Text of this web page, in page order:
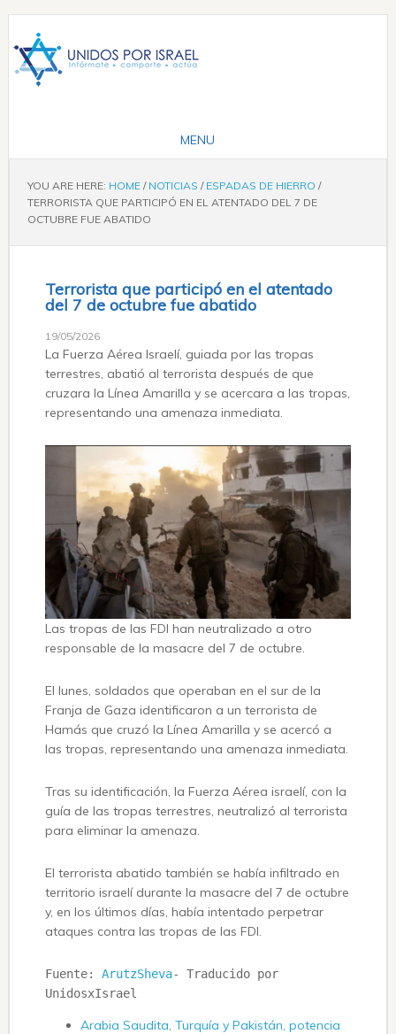
YOU ARE HERE: HOME / NOTICIAS / ESPADAS DE HIERRO /
TERRORISTA QUE PARTICIPÓ EN EL ATENTADO DEL 7 DE
OCTUBRE FUE ABATIDO
Terrorista que participó en el atentado
del 7 de octubre fue abatido
19/05/2026
La Fuerza Aérea Israelí, guiada por las tropas
terrestres, abatió al terrorista después de que
cruzara la Línea Amarilla y se acercara a las tropas,
representando una amenaza inmediata.
Las tropas de las FDI han neutralizado a otro
responsable de la masacre del 7 de octubre.
El lunes, soldados que operaban en el sur de la
Franja de Gaza identificaron a un terrorista de
Hamás que cruzó la Línea Amarilla y se acercó a
las tropas, representando una amenaza inmediata.
Tras su identificación, la Fuerza Aérea israelí, con la
guía de las tropas terrestres, neutralizó al terrorista
para eliminar la amenaza.
El terrorista abatido también se había infiltrado en
territorio israelí durante la masacre del 7 de octubre
y, en los últimos días, había intentado perpetrar
ataques contra las tropas de las FDI.
Fuente: ArutzSheva- Traducido por
UnidosxIsrael
Arabia Saudita, Turquía y Pakistán, potencia